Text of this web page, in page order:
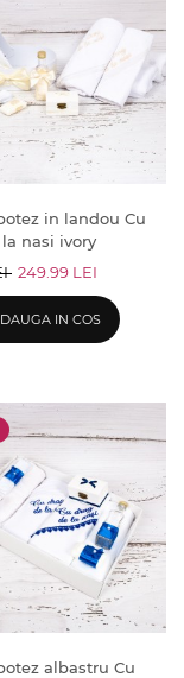
in landou Cu
nasi ivory
249.99 LEI
IN COS
albastru Cu